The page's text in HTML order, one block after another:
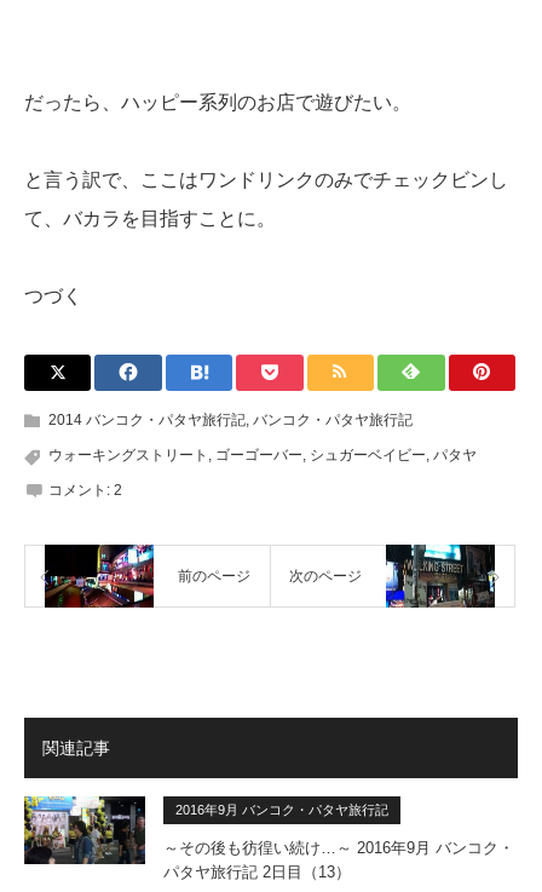
だったら、ハッピー系列のお店で遊びたい。
と言う訳で、ここはワンドリンクのみでチェックビンし
て、バカラを目指すことに。
つづく
2014 バンコク・パタヤ旅行記, バンコク・パタヤ旅行記
ウォーキングストリート , ゴーゴーバー, シュガーベイビー, パタヤ
コメント: 2
前のページ 次のページ
関連記事
2016年9月 バンコク・パタヤ旅行記
～その後も彷徨い続け…～ 2016年9月 バンコク・
パタヤ旅行記 2日目（13）